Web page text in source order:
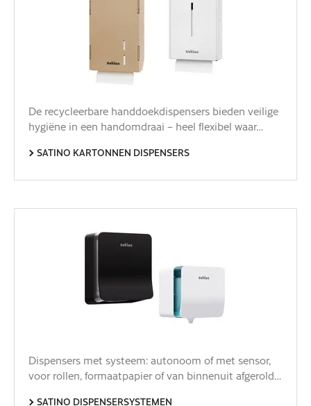
De recycleerbare handdoekdispensers bieden veilige
hygiëne in een handomdraai – heel flexibel waar…
SATINO KARTONNEN DISPENSERS
Dispensers met systeem: autonoom of met sensor,
voor rollen, formaatpapier of van binnenuit afgerold…
SATINO DISPENSERSYSTEMEN